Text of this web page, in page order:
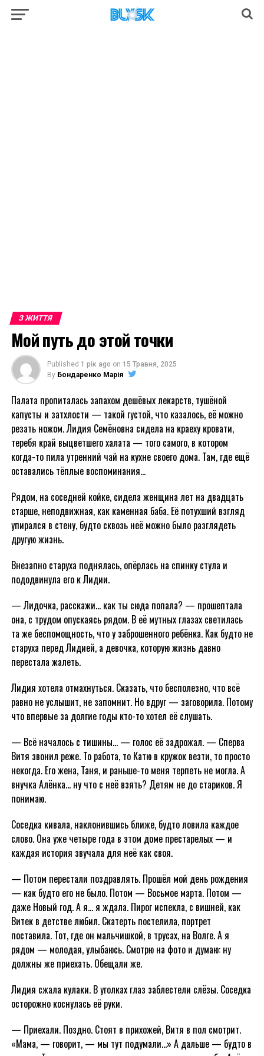
З ЖИТТЯ
Мой путь до этой точки
Published 1 рік ago on 15 Травня, 2025
By Бондаренко Марія
Палата пропиталась запахом дешёвых лекарств, тушёной
капусты и затхлости — такой густой, что казалось, её можно
резать ножом. Лидия Семёновна сидела на краеху кровати,
теребя край выцветшего халата — того самого, в котором
когда-то пила утренний чай на кухне своего дома. Там, где ещё
оставались тёплые воспоминания…
Рядом, на соседней койке, сидела женщина лет на двадцать
старше, неподвижная, как каменная баба. Её потухший взгляд
упирался в стену, будто сквозь неё можно было разглядеть
другую жизнь.
Внезапно старуха поднялась, опёрлась на спинку стула и
пододвинула его к Лидии.
— Лидочка, расскажи… как ты сюда попала? — прошептала
она, с трудом опускаясь рядом. В её мутных глазах светилась
та же беспомощность, что у заброшенного ребёнка. Как будто не
старуха перед Лидией, а девочка, которую жизнь давно
перестала жалеть.
Лидия хотела отмахнуться. Сказать, что бесполезно, что всё
равно не услышит, не запомнит. Но вдруг — заговорила. Потому
что впервые за долгие годы кто-то хотел её слушать.
— Всё началось с тишины… — голос её задрожал. — Сперва
Витя звонил реже. То работа, то Катю в кружок везти, то просто
некогда. Его жена, Таня, и раньше-то меня терпеть не могла. А
внучка Алёнка… ну что с неё взять? Детям не до стариков. Я
понимаю.
Соседка кивала, наклонившись ближе, будто ловила каждое
слово. Она уже четыре года в этом доме престарелых — и
каждая история звучала для неё как своя.
— Потом перестали поздравлять. Прошёл мой день рождения
— как будто его не было. Потом — Восьмое марта. Потом —
даже Новый год. А я… я ждала. Пирог испекла, с вишней, как
Витек в детстве любил. Скатерть постелила, портрет
поставила. Тот, где он мальчишкой, в трусах, на Волге. А я
рядом — молодая, улыбаюсь. Смотрю на фото и думаю: ну
должны же приехать. Обещали же.
Лидия сжала кулаки. В уголках глаз заблестели слёзы. Соседка
осторожно коснулась её руки.
— Приехали. Поздно. Стоят в прихожей, Витя в пол смотрит.
«Мама, — говорит, — мы тут подумали…» А дальше — будто в